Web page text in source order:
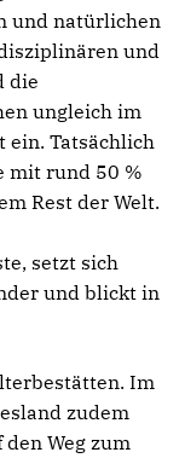
und natürlichen
und
die
ungleich im
ein. Tatsächlich
mit rund 50 %
Rest der Welt.
setzt sich
und blickt in
Im
zudem
Weg zum